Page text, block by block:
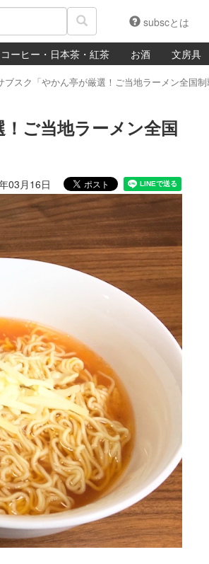
subscとは
コーヒー・日本茶・紅茶 お酒 文房具
ブスク「やかん亭が厳選！ご当地ラーメン全国
ご当地ラーメン全国
03月16日